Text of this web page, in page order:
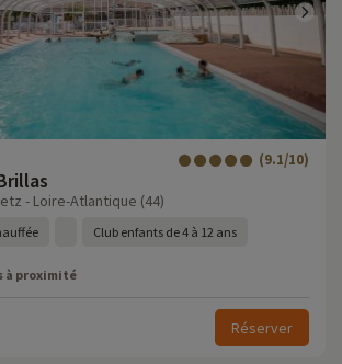
(9.1/10)
- Loire-Atlantique (44)
Club enfants de 4 à 12 ans
à proximité
Réserver